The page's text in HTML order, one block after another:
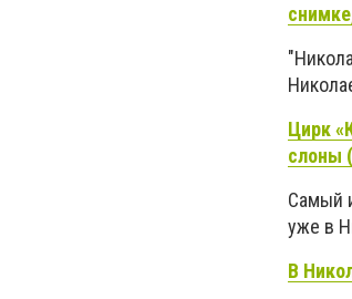
Цирк
слоны
Самый
уже в
В